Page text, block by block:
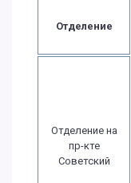
Отделение
Отделение на
пр-кте
Советский